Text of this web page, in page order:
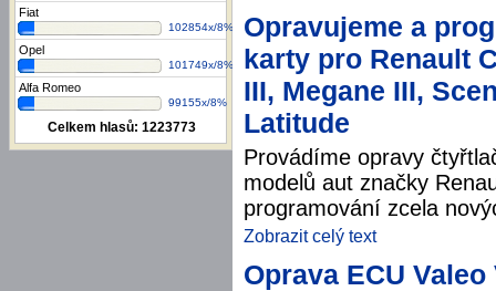
Fiat
102854x/8%
Opel
101749x/8%
Alfa Romeo
99155x/8%
Celkem hlasů: 1223773
Opravujeme a
karty pro Renault
III, Megane III,
Latitude
Provádíme opravy
modelů aut značky
programování zcela
Zobrazit celý text
Oprava ECU